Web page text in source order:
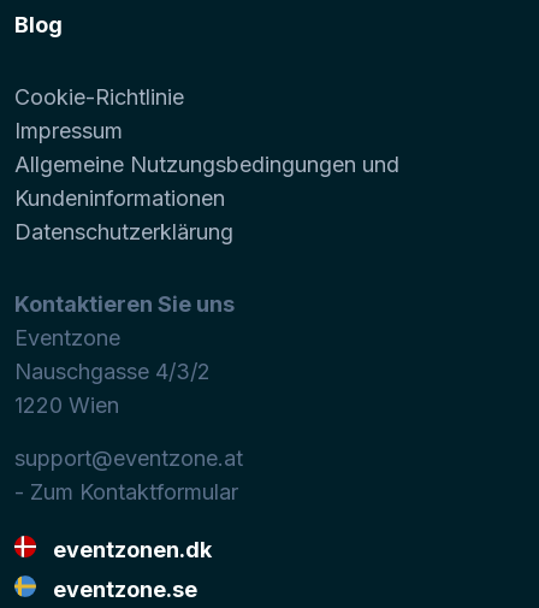
Blog
Cookie-Richtlinie
Impressum
Allgemeine Nutzungsbedingungen und
Kundeninformationen
Datenschutzerklärung
Kontaktieren Sie uns
Eventzone
Nauschgasse 4/3/2
1220 Wien
support@eventzone.at
- Zum Kontaktformular
eventzonen.dk
eventzone.se